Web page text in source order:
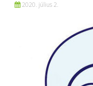
2020. július 2.